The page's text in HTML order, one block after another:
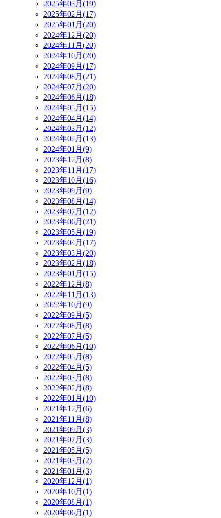
2025年03月(19)
2025年02月(17)
2025年01月(20)
2024年12月(20)
2024年11月(20)
2024年10月(20)
2024年09月(17)
2024年08月(21)
2024年07月(20)
2024年06月(18)
2024年05月(15)
2024年04月(14)
2024年03月(12)
2024年02月(13)
2024年01月(9)
2023年12月(8)
2023年11月(17)
2023年10月(16)
2023年09月(9)
2023年08月(14)
2023年07月(12)
2023年06月(21)
2023年05月(19)
2023年04月(17)
2023年03月(20)
2023年02月(18)
2023年01月(15)
2022年12月(8)
2022年11月(13)
2022年10月(9)
2022年09月(5)
2022年08月(8)
2022年07月(5)
2022年06月(10)
2022年05月(8)
2022年04月(5)
2022年03月(8)
2022年02月(8)
2022年01月(10)
2021年12月(6)
2021年11月(8)
2021年09月(3)
2021年07月(3)
2021年05月(5)
2021年03月(2)
2021年01月(3)
2020年12月(1)
2020年10月(1)
2020年08月(1)
2020年06月(1)